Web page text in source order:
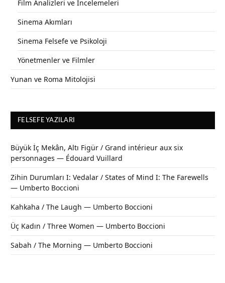
Film Analizleri ve İncelemeleri
Sinema Akımları
Sinema Felsefe ve Psikoloji
Yönetmenler ve Filmler
Yunan ve Roma Mitolojisi
FELSEFE YAZILARI
Büyük İç Mekân, Altı Figür / Grand intérieur aux six
personnages — Édouard Vuillard
Zihin Durumları I: Vedalar / States of Mind I: The Farewells
— Umberto Boccioni
Kahkaha / The Laugh — Umberto Boccioni
Üç Kadın / Three Women — Umberto Boccioni
Sabah / The Morning — Umberto Boccioni